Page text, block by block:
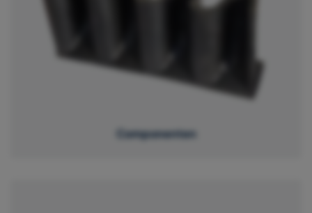
Componenten